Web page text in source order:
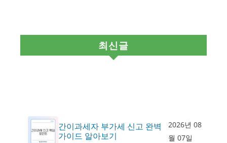
최신글
간이과세자 부가세 신고 완벽
가이드 알아보기
2026년 08
월 07일